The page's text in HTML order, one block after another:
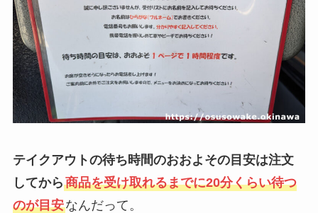
テイクアウトの待ち時間のおおよその目安は注文
してから商品を受け取れるまでに20分くらい待つ
のが目安なんだって。